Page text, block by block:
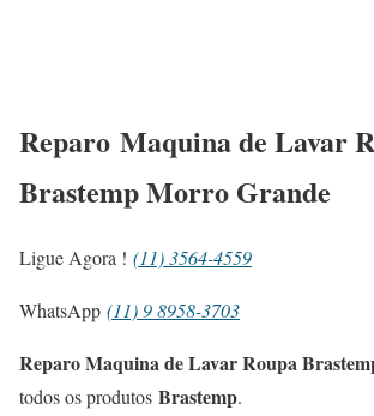
Reparo Maquina de Lavar
Brastemp Morro Grande
Ligue Agora ! (11) 3564-4559
WhatsApp (11) 9 8958-3703
Reparo Maquina de Lavar Roupa
todos os produtos Brastemp.